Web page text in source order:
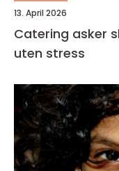
13. April 2026
Catering asker slik får du et vellykket selskap
uten stress